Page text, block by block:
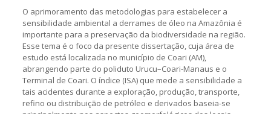
O aprimoramento das metodologias para estabelecer a
sensibilidade ambiental a derrames de óleo na Amazônia é
importante para a preservação da biodiversidade na região.
Esse tema é o foco da presente dissertação, cuja área de
estudo está localizada no município de Coari (AM),
abrangendo parte do poliduto Urucu–Coari-Manaus e o
Terminal de Coari. O índice (ISA) que mede a sensibilidade a
tais acidentes durante a exploração, produção, transporte,
refino ou distribuição de petróleo e derivados baseia-se